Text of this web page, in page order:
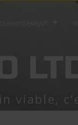
viable,